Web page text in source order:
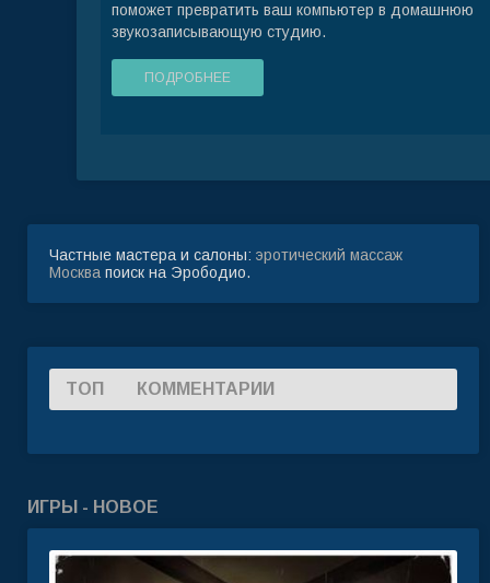
поможет превратить ваш компьютер в домашнюю
звукозаписывающую студию.
ПОДРОБНЕЕ
Частные мастера и салоны: эротический массаж
Москва поиск на Эрободио.
ТОП КОММЕНТАРИИ
ИГРЫ - НОВОЕ